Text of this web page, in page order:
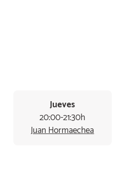
Jueves
20:00-21:30h
Juan Hormaechea